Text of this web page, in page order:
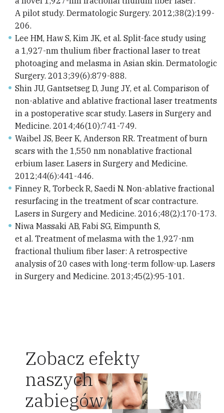
A pilot study. Dermatologic Surgery. 2012;38(2):199-
206.
Lee HM, Haw S, Kim JK, et al. Split-face study using
a 1,927-nm thulium fiber fractional laser to treat
photoaging and melasma in Asian skin. Dermatologic
Surgery. 2013;39(6):879-888.
Shin JU, Gantsetseg D, Jung JY, et al. Comparison of
non-ablative and ablative fractional laser treatments
in a postoperative scar study. Lasers in Surgery and
Medicine. 2014;46(10):741-749.
Waibel JS, Beer K, Anderson RR. Treatment of burn
scars with the 1,550 nm nonablative fractional
erbium laser. Lasers in Surgery and Medicine.
2012;44(6):441-446.
Finney R, Torbeck R, Saedi N. Non-ablative fractional
resurfacing in the treatment of scar contracture.
Lasers in Surgery and Medicine. 2016;48(2):170-173.
Niwa Massaki AB, Fabi SG, Eimpunth S,
et al. Treatment of melasma with the 1,927-nm
fractional thulium fiber laser: A retrospective
analysis of 20 cases with long-term follow-up. Lasers
in Surgery and Medicine. 2013;45(2):95-101.
Zobacz efekty
naszych
zabiegów